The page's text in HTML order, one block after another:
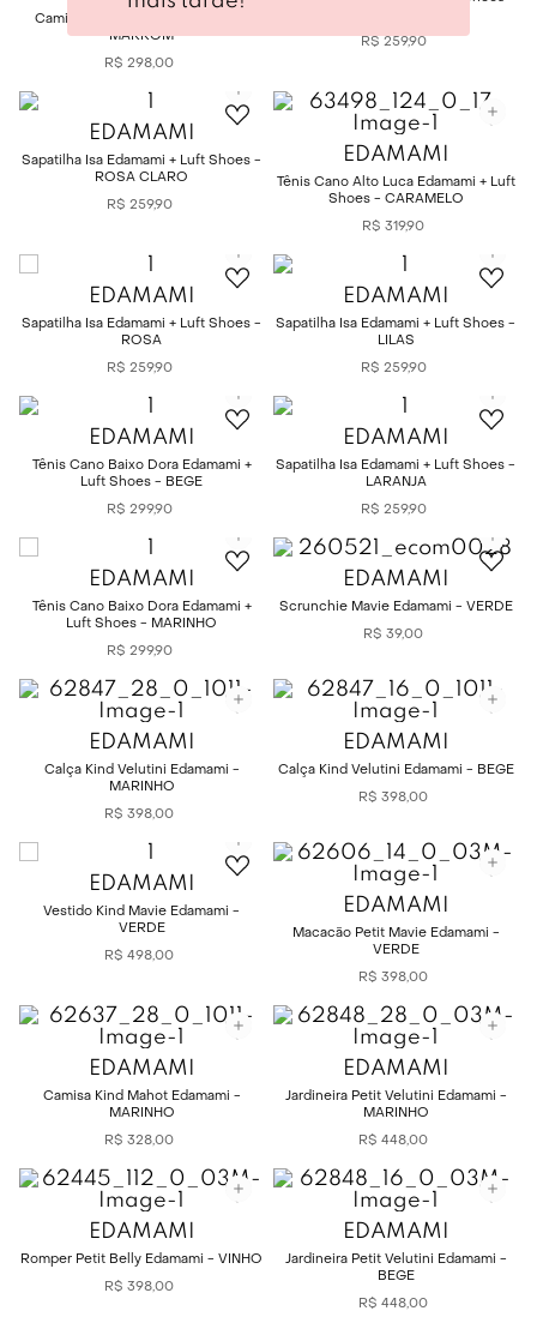
Camisa Petit Serenita Edamami -
MARROM
R$ 298,00
R$ 259,90
EDAMAMI
Sapatilha Isa Edamami + Luft Shoes -
ROSA CLARO
R$ 259,90
EDAMAMI
Tênis Cano Alto Luca Edamami + Luft
Shoes - CARAMELO
R$ 319,90
EDAMAMI
Sapatilha Isa Edamami + Luft Shoes -
ROSA
R$ 259,90
EDAMAMI
Sapatilha Isa Edamami + Luft Shoes -
LILAS
R$ 259,90
EDAMAMI
Tênis Cano Baixo Dora Edamami +
Luft Shoes - BEGE
R$ 299,90
EDAMAMI
Sapatilha Isa Edamami + Luft Shoes -
LARANJA
R$ 259,90
EDAMAMI
Tênis Cano Baixo Dora Edamami +
Luft Shoes - MARINHO
R$ 299,90
EDAMAMI
Scrunchie Mavie Edamami - VERDE
R$ 39,00
EDAMAMI
Calça Kind Velutini Edamami -
MARINHO
R$ 398,00
EDAMAMI
Calça Kind Velutini Edamami - BEGE
R$ 398,00
EDAMAMI
Vestido Kind Mavie Edamami -
VERDE
R$ 498,00
EDAMAMI
Macacão Petit Mavie Edamami -
VERDE
R$ 398,00
EDAMAMI
Camisa Kind Mahot Edamami -
MARINHO
R$ 328,00
EDAMAMI
Jardineira Petit Velutini Edamami -
MARINHO
R$ 448,00
EDAMAMI
Romper Petit Belly Edamami - VINHO
R$ 398,00
EDAMAMI
Jardineira Petit Velutini Edamami -
BEGE
R$ 448,00